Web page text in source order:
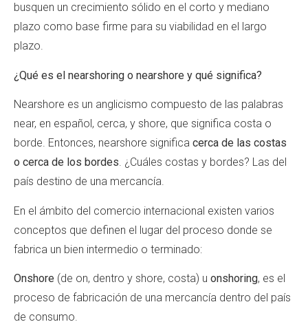
busquen un crecimiento sólido en el corto y mediano
plazo como base firme para su viabilidad en el largo
plazo.
¿Qué es el nearshoring o nearshore y qué significa?
Nearshore es un anglicismo compuesto de las palabras
near, en español, cerca, y shore, que significa costa o
borde. Entonces, nearshore significa cerca de las costas
o cerca de los bordes. ¿Cuáles costas y bordes? Las del
país destino de una mercancía.
En el ámbito del comercio internacional existen varios
conceptos que definen el lugar del proceso donde se
fabrica un bien intermedio o terminado:
Onshore (de on, dentro y shore, costa) u onshoring, es el
proceso de fabricación de una mercancía dentro del país
de consumo.